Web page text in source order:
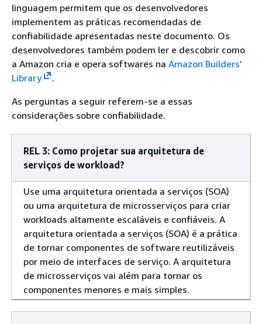
linguagem permitem que os desenvolvedores
implementem as práticas recomendadas de
confiabilidade apresentadas neste documento. Os
desenvolvedores também podem ler e descobrir como
a Amazon cria e opera softwares na Amazon Builders'
Library
.
As perguntas a seguir referem-se a essas
considerações sobre confiabilidade.
REL 3: Como projetar sua arquitetura de
serviços de workload?
Use uma arquitetura orientada a serviços (SOA)
ou uma arquitetura de microsserviços para criar
workloads altamente escaláveis e confiáveis. A
arquitetura orientada a serviços (SOA) é a prática
de tornar componentes de software reutilizáveis
por meio de interfaces de serviço. A arquitetura
de microsserviços vai além para tornar os
componentes menores e mais simples.